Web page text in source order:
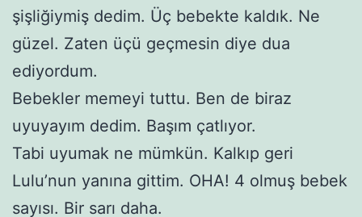
şişliğiymiş dedim. Üç bebekte kaldık. Ne
güzel. Zaten üçü geçmesin diye dua
ediyordum.
Bebekler memeyi tuttu. Ben de biraz
uyuyayım dedim. Başım çatlıyor.
Tabi uyumak ne mümkün. Kalkıp geri
Lulu’nun yanına gittim. OHA! 4 olmuş bebek
sayısı. Bir sarı daha.